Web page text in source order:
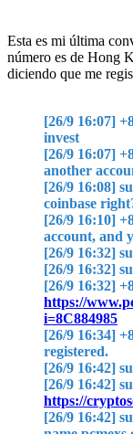
Esta es mi última
número es de Hong
diciendo que me
[26/9 16:07]
invest
[26/9 16:07]
another
[26/9 16:08]
coinbase
[26/9 16:10]
account, and
[26/9 16:32]
[26/9 16:32]
[26/9 16:32]
https://
i=8C884985
[26/9 16:34]
registered.
[26/9 16:42]
[26/9 16:42]
https://
[26/9 16:42]